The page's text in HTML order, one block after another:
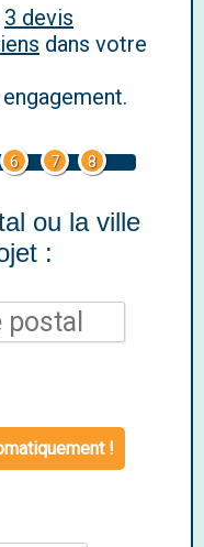
3 devis
dans votre
6 7 8
ou la ville
:
!